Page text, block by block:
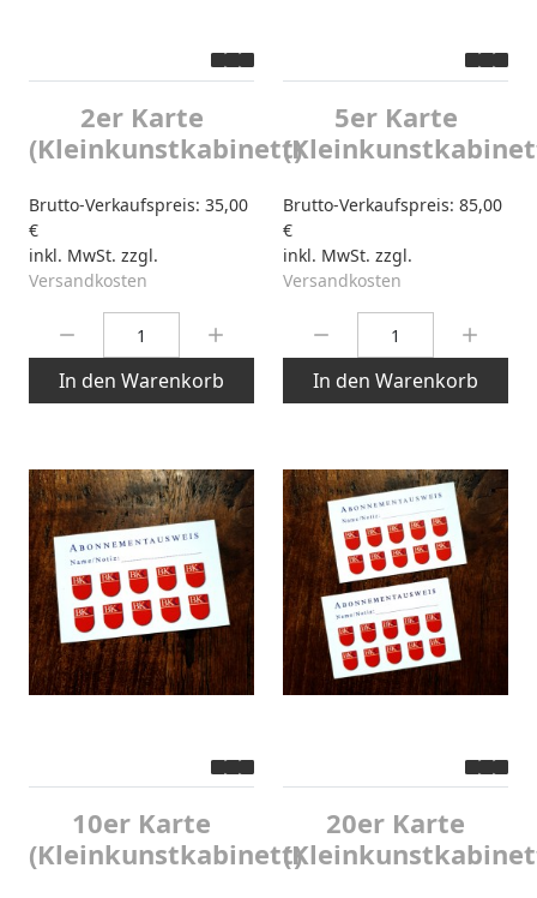
2er Karte
(Kleinkunstkabinett)
Brutto-Verkaufspreis: 35,00
€
inkl. MwSt. zzgl.
Versandkosten
In den Warenkorb
5er Karte
Brutto-Verkaufspreis: 85,00
€
inkl. MwSt. zzgl.
Versandkosten
In den Warenkorb
10er Karte
(Kleinkunstkabinett)
20er Karte